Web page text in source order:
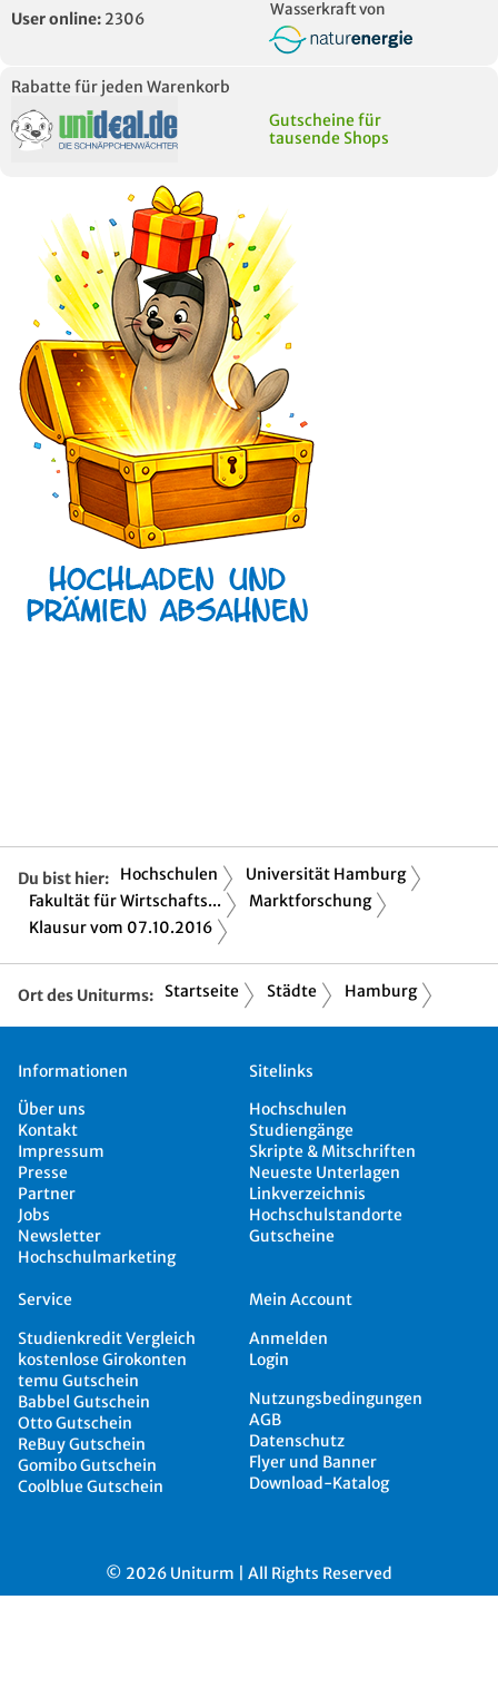
User online: 2306
Wasserkraft von
Rabatte für jeden Warenkorb
Gutscheine für
tausende Shops
Du bist hier: Hochschulen
Universität Hamburg
Fakultät für Wirtschafts...
Marktforschung
Klausur vom 07.10.2016
Ort des Uniturms: Startseite Städte Hamburg
Informationen
Über uns
Kontakt
Impressum
Presse
Partner
Jobs
Newsletter
Hochschulmarketing
Sitelinks
Hochschulen
Studiengänge
Skripte & Mitschriften
Neueste Unterlagen
Linkverzeichnis
Hochschulstandorte
Gutscheine
Service
Studienkredit Vergleich
kostenlose Girokonten
temu Gutschein
Babbel Gutschein
Otto Gutschein
ReBuy Gutschein
Gomibo Gutschein
Coolblue Gutschein
Mein Account
Anmelden
Login
Nutzungsbedingungen
AGB
Datenschutz
Flyer und Banner
Download-Katalog
© 2026 Uniturm | All Rights Reserved